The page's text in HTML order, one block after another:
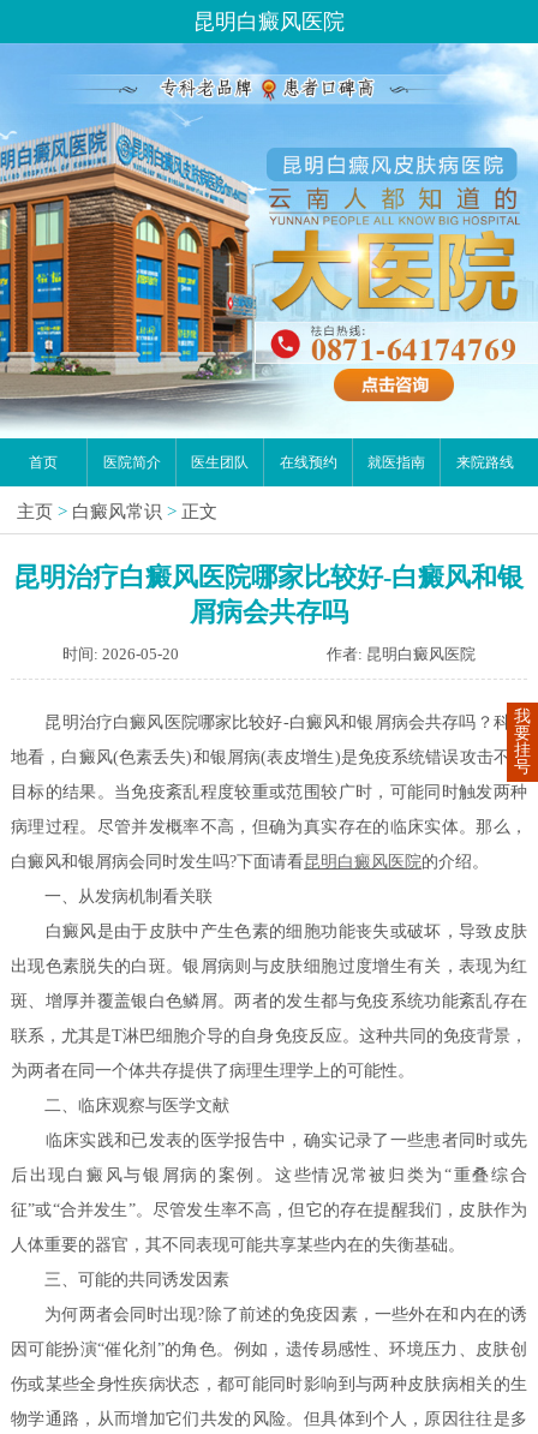
昆明白癜风医院
首页 医院简介 医生团队 在线预约 就医指南 来院路线
主页 > 白癜风常识 > 正文
昆明治疗白癜风医院哪家比较好-白癜风和银
屑病会共存吗
时间: 2026-05-20 作者: 昆明白癜风医院
昆明治疗白癜风医院哪家比较好-白癜风和银屑病会共存吗？科学
地看，白癜风(色素丢失)和银屑病(表皮增生)是免疫系统错误攻击不同
目标的结果。当免疫紊乱程度较重或范围较广时，可能同时触发两种
病理过程。尽管并发概率不高，但确为真实存在的临床实体。那么，
白癜风和银屑病会同时发生吗?下面请看昆明白癜风医院的介绍。
一、从发病机制看关联
白癜风是由于皮肤中产生色素的细胞功能丧失或破坏，导致皮肤
出现色素脱失的白斑。银屑病则与皮肤细胞过度增生有关，表现为红
斑、增厚并覆盖银白色鳞屑。两者的发生都与免疫系统功能紊乱存在
联系，尤其是T淋巴细胞介导的自身免疫反应。这种共同的免疫背景，
为两者在同一个体共存提供了病理生理学上的可能性。
二、临床观察与医学文献
临床实践和已发表的医学报告中，确实记录了一些患者同时或先
后出现白癜风与银屑病的案例。这些情况常被归类为“重叠综合
征”或“合并发生”。尽管发生率不高，但它的存在提醒我们，皮肤作为
人体重要的器官，其不同表现可能共享某些内在的失衡基础。
三、可能的共同诱发因素
为何两者会同时出现?除了前述的免疫因素，一些外在和内在的诱
因可能扮演“催化剂”的角色。例如，遗传易感性、环境压力、皮肤创
伤或某些全身性疾病状态，都可能同时影响到与两种皮肤病相关的生
物学通路，从而增加它们共发的风险。但具体到个人，原因往往是多
我
要
挂
号